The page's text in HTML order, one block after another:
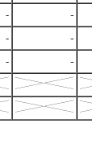
- -
- -
- -